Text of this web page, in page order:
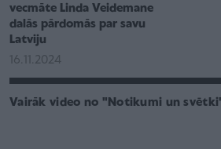
vecmāte Linda Veidemane
dalās pārdomās par savu
Latviju
16.11.2024
Vairāk video no "Notikumi un